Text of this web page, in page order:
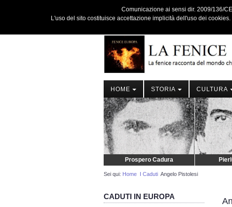
Comunicazione ai sensi dir. 2009/136/
L'uso del sito costituisce accettazione implicità dell'uso dei
HOME STORIA CULTURA
Prospero Cadura
Sei qui: Home I Caduti Angelo Pistolesi
CADUTI IN EUROPA